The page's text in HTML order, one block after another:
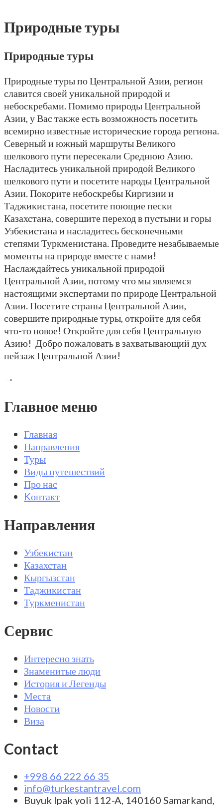
Природные туры
Природные туры
Природные туры по Центральной Азии, регион
славится своей уникальной природой и
небоскребами. Помимо природы Центральной
Азии, у Вас также есть возможность посетить
всемирно известные исторические города региона.
Северный и южный маршруты Великого
шелкового пути пересекали Среднюю Азию.
Насладитесь уникальной природой Великого
шелкового пути и посетите народы Центральной
Азии. Покорите небоскребы Киргизии и
Таджикистана, посетите поющие пески
Казахстана, совершите переход в пустыни и горы
Узбекистана и насладитесь бесконечными
степями Туркменистана. Проведите незабываемые
моменты на природе вместе с нами!
Наслаждайтесь уникальной природой
Центральной Азии, потому что мы являемся
настоящими экспертами по природе Центральной
Азии. Посетите страны Центральной Азии,
совершите природные туры, откройте для себя
что-то новое! Откройте для себя Центральную
Азию! Добро пожаловать в захватывающий дух
пейзаж Центральной Азии!
→
Главное меню
Главная
Направления
Туры
Виды путешествий
Про нас
Kонтакт
Направления
Узбекистан
Казахстан
Кыргызстан
Таджикистан
Туркменистан
Сервис
Интересно знать
Знаменитые люди
История и Легенды
Места
Новости
Виза
Contact
+998 66 222 66 35
info@turkestantravel.com
Buyuk Ipak yoli 112-A, 140160 Samarkand,